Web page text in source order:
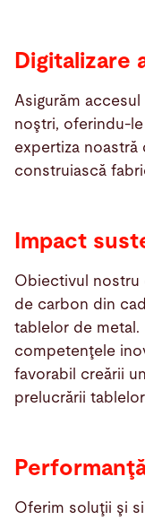
Digitalizare
Asigurăm
noştri, oferindu-
expertiza noastră
construiască
Impact
Obiectivul nostru
de carbon din
tablelor de metal.
competenţele
favorabil creării
prelucrării
Oferim soluţii şi